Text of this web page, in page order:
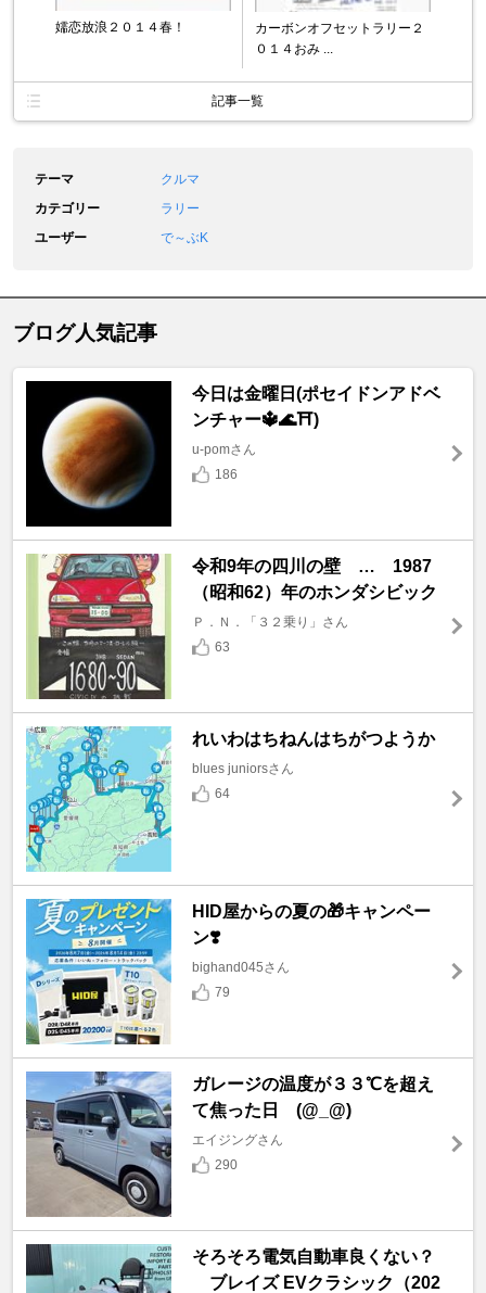
嬬恋放浪２０１４春！
カーボンオフセットラリー２
０１４おみ ...
記事一覧
テーマ
クルマ
カテゴリー
ラリー
ユーザー
で～ぶK
ブログ人気記事
今日は金曜日(ポセイドンアドベ
ンチャー🔱🌊⛩️)
u-pomさん
186
令和9年の四川の壁 … 1987
（昭和62）年のホンダシビック
Ｐ．Ｎ．「３２乗り」さん
63
れいわはちねんはちがつようか
blues juniorsさん
64
HID屋からの夏の🎁キャンペー
ン❣️
bighand045さん
79
ガレージの温度が３３℃を超え
て焦った日 (@_@)
エイジングさん
290
そろそろ電気自動車良くない？
ブレイズ EVクラシック（202